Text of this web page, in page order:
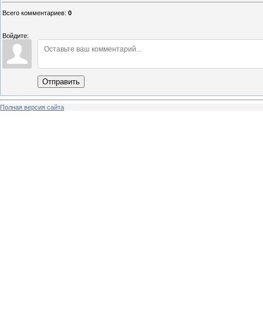
Всего комментариев: 0
Войдите:
Отправить
Полная версия сайта